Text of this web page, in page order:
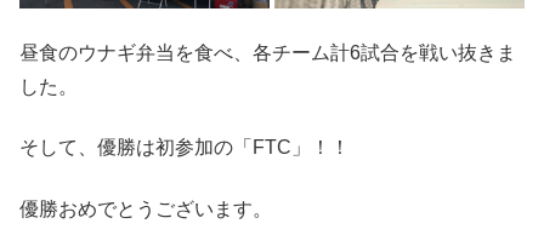
昼食のウナギ弁当を食べ、各チーム計6試合を戦い抜きま
した。
そして、優勝は初参加の「FTC」！！
優勝おめでとうございます。